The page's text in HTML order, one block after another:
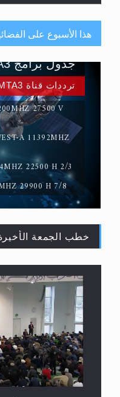
حقيقة المسيح الدجال
القرآن قاضٍ وحكمٌ على
العكس
هذا الأسبوع على
ترددات قناة MTA3 العربية:
27500 V
A 11392MHZ
22500 H 2/3
29900 H 7/8
جدول برامج MTA3
خطب الجمعة